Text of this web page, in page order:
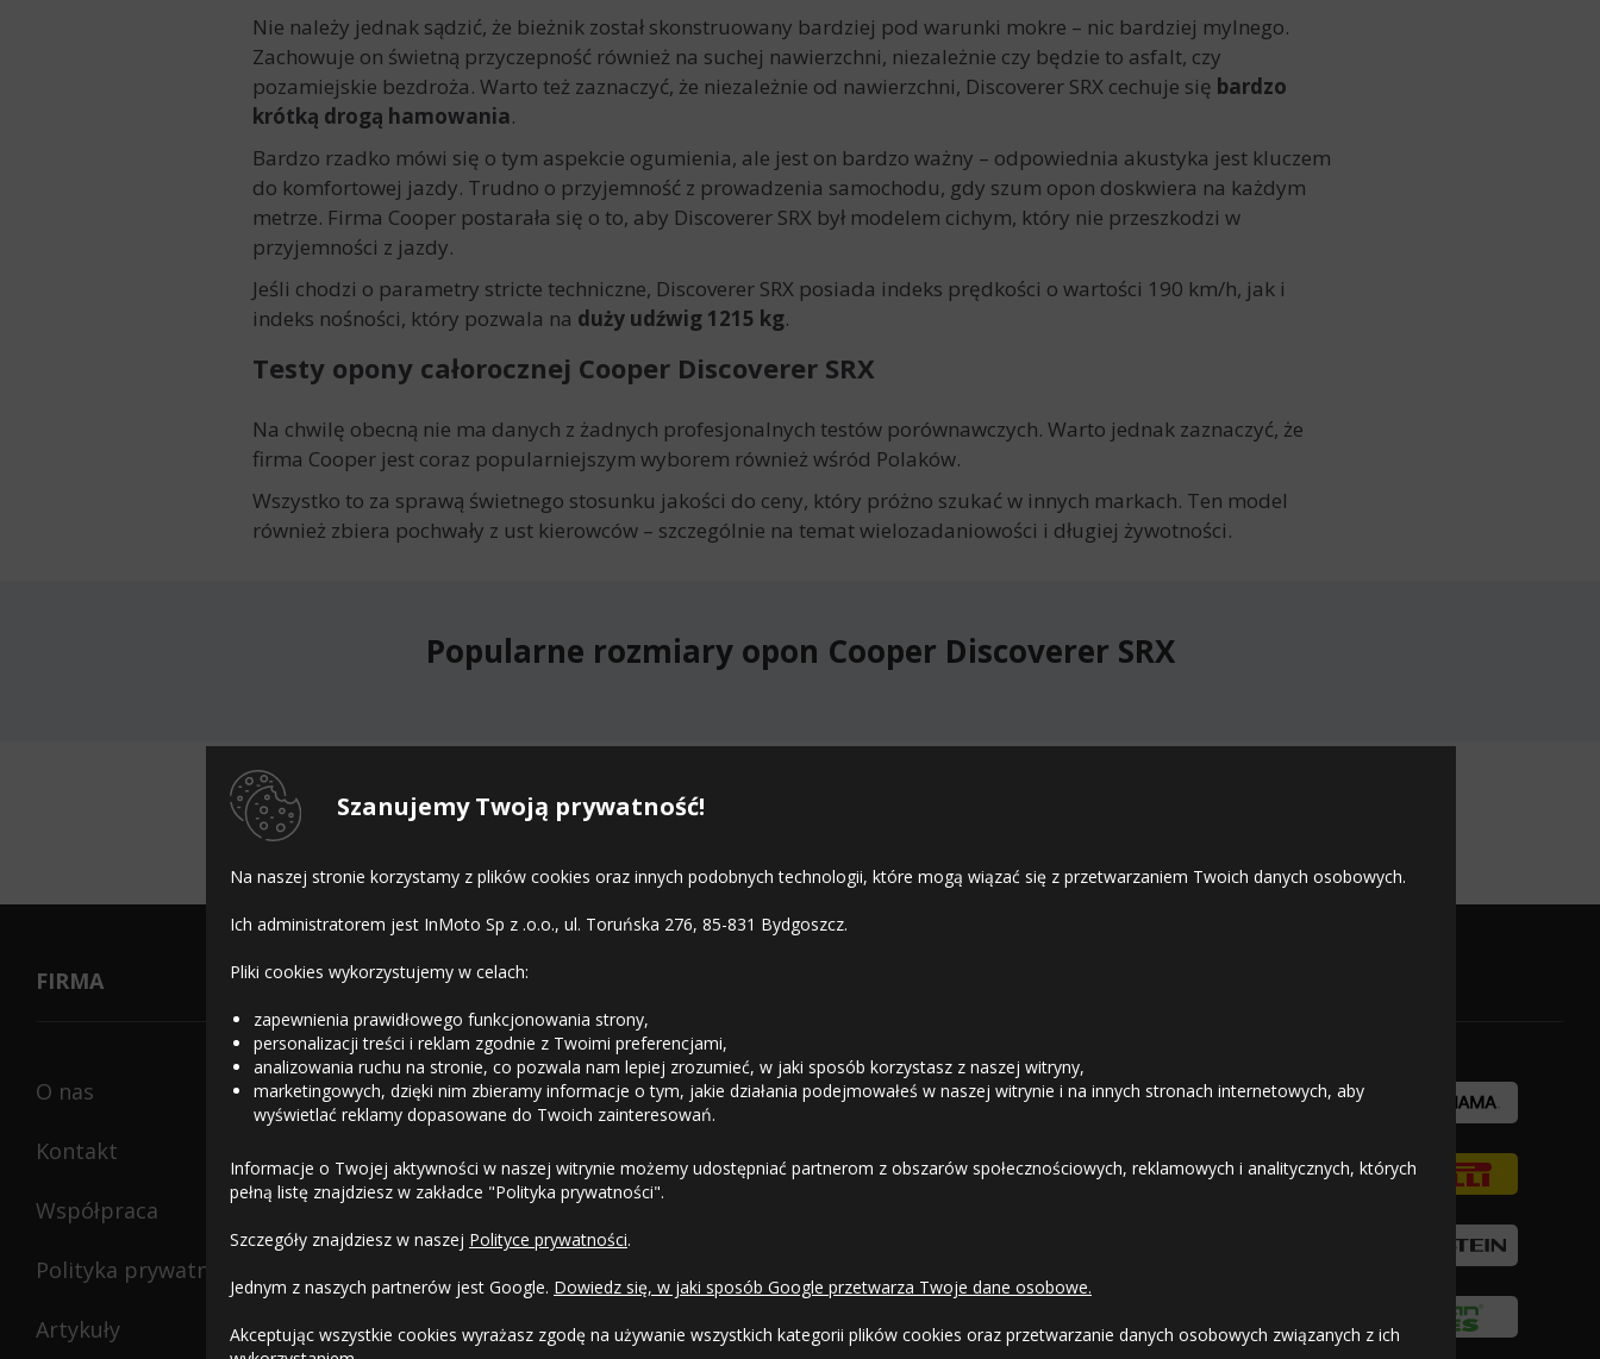
Szanujemy Twoją prywatność!
Na naszej stronie korzystamy z plików cookies oraz innych podobnych technologii, które mogą wiązać się z przetwarzaniem Twoich danych osobowych.
Ich administratorem jest InMoto Sp z .o.o., ul. Toruńska 276, 85-831 Bydgoszcz.
Pliki cookies wykorzystujemy w celach:
zapewnienia prawidłowego funkcjonowania strony,
personalizacji treści i reklam zgodnie z Twoimi preferencjami,
analizowania ruchu na stronie, co pozwala nam lepiej zrozumieć, w jaki sposób korzystasz z naszej witryny,
marketingowych, dzięki nim zbieramy informacje o tym, jakie działania podejmowałeś w naszej witrynie i na innych stronach internetowych, aby
wyświetlać reklamy dopasowane do Twoich zainteresowań.
Informacje o Twojej aktywności w naszej witrynie możemy udostępniać partnerom z obszarów społecznościowych, reklamowych i analitycznych, których
pełną listę znajdziesz w zakładce "Polityka prywatności".
Szczegóły znajdziesz w naszej Polityce prywatności.
Jednym z naszych partnerów jest Google. Dowiedz się, w jaki sposób Google przetwarza Twoje dane osobowe.
Akceptując wszystkie cookies wyrażasz zgodę na używanie wszystkich kategorii plików cookies oraz przetwarzanie danych osobowych związanych z ich
Nie należy jednak sądzić, że bieżnik został skonstruowany bardziej pod warunki mokre – nic bardziej mylnego.
Zachowuje on świetną przyczepność również na suchej nawierzchni, niezależnie czy będzie to asfalt, czy
pozamiejskie bezdroża. Warto też zaznaczyć, że niezależnie od nawierzchni, Discoverer SRX cechuje się bardzo
krótką drogą hamowania.
Bardzo rzadko mówi się o tym aspekcie ogumienia, ale jest on bardzo ważny – odpowiednia akustyka jest kluczem
do komfortowej jazdy. Trudno o przyjemność z prowadzenia samochodu, gdy szum opon doskwiera na każdym
metrze. Firma Cooper postarała się o to, aby Discoverer SRX był modelem cichym, który nie przeszkodzi w
przyjemności z jazdy.
Jeśli chodzi o parametry stricte techniczne, Discoverer SRX posiada indeks prędkości o wartości 190 km/h, jak i
indeks nośności, który pozwala na duży udźwig 1215 kg.
Testy opony całorocznej Cooper Discoverer SRX
Na chwilę obecną nie ma danych z żadnych profesjonalnych testów porównawczych. Warto jednak zaznaczyć, że
firma Cooper jest coraz popularniejszym wyborem również wśród Polaków.
Wszystko to za sprawą świetnego stosunku jakości do ceny, który próżno szukać w innych markach. Ten model
również zbiera pochwały z ust kierowców – szczególnie na temat wielozadaniowości i długiej żywotności.
Popularne rozmiary opon Cooper Discoverer SRX
Dostępne rozmiary opon Cooper Discoverer SRX
FIRMA
O nas
Kontakt
Współpraca
Polityka prywatności
Artykuły
Odstąpienie od umowy
Dlaczego warto kupić w 24opony.pl